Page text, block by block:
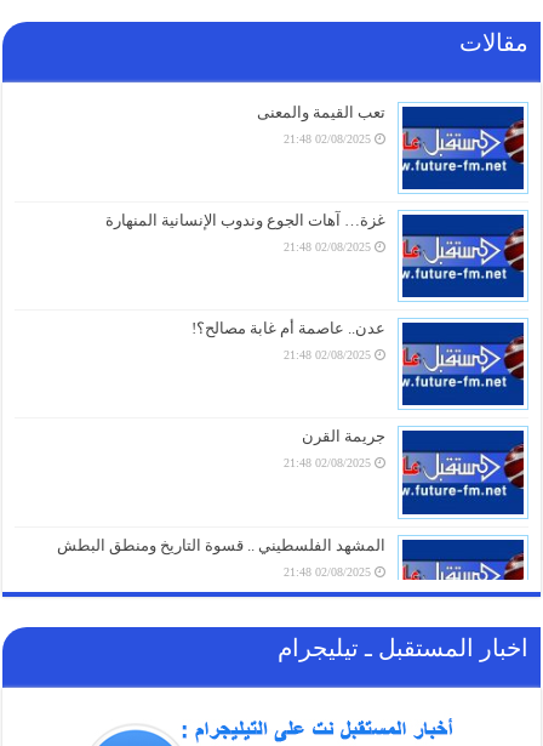
مقالات
تعب القيمة والمعنى
02/08/2025 21:48
غزة… آهات الجوع وندوب الإنسانية المنهارة
02/08/2025 21:48
عدن.. عاصمة أم غابة مصالح؟!
02/08/2025 21:48
جريمة القرن
02/08/2025 21:48
المشهد الفلسطيني .. قسوة التاريخ ومنطق البطش
02/08/2025 21:48
اخبار المستقبل ـ تيليجرام